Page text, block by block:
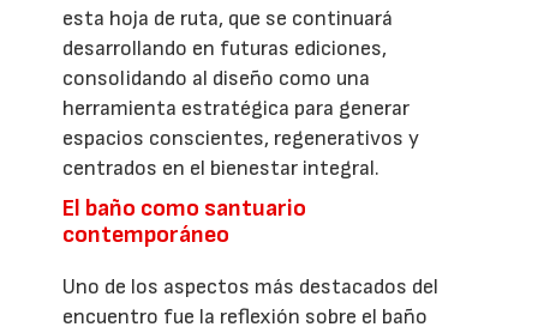
esta hoja de ruta, que se continuará
desarrollando en futuras ediciones,
consolidando al diseño como una
herramienta estratégica para generar
espacios conscientes, regenerativos y
centrados en el bienestar integral.
El baño como santuario
contemporáneo
Uno de los aspectos más destacados del
encuentro fue la reflexión sobre el baño